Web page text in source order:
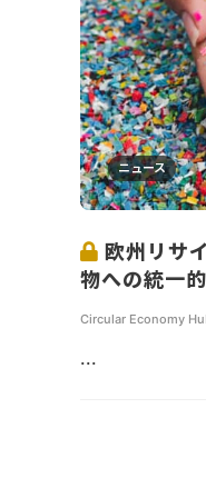
ニュース
欧州リサ
物への統一
Circular Economy
...